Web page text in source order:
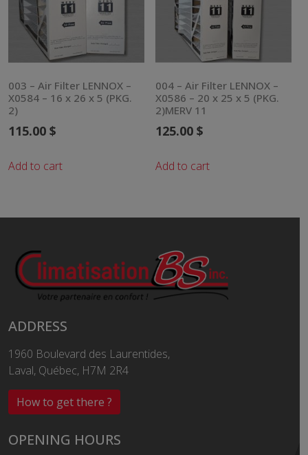
003 – Air Filter LENNOX –
X0584 – 16 x 26 x 5 (PKG.
2)
115.00 $
Add to cart
004 – Air Filter LENNOX –
X0586 – 20 x 25 x 5 (PKG.
2)MERV 11
125.00$
Add to cart
ADDRESS
1960 Boulevard des Laurentides,
Laval, Québec, H7M 2R4
How to get there ?
OPENING HOURS